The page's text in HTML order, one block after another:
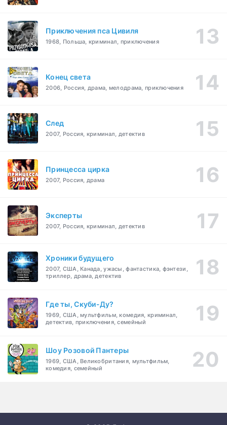
Приключения пса Цивиля
1968, Польша, криминал, приключения
Конец света
2006, Россия, драма, мелодрама, приключения
След
2007, Россия, криминал, детектив
Принцесса цирка
2007, Россия, драма
Эксперты
2007, Россия, криминал, детектив
Хроники будущего
2007, США, Канада, ужасы, фантастика, фэнтези,
триллер, драма, детектив
Где ты, Скуби-Ду?
1969, США, мультфильм, комедия, криминал,
детектив, приключения, семейный
Шоу Розовой Пантеры
1969, США, Великобритания, мультфильм,
комедия, семейный